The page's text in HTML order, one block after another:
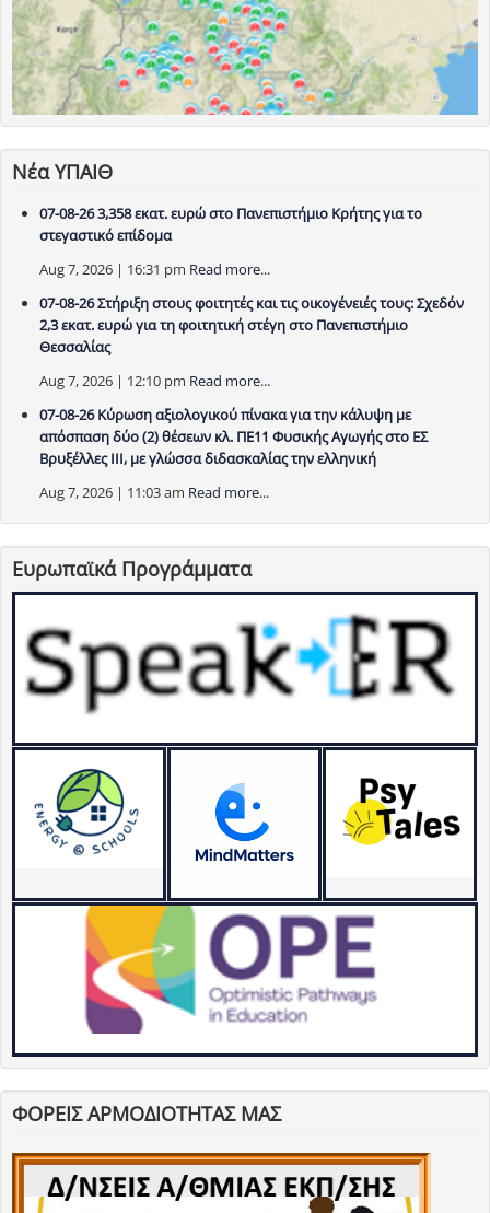
Νέα ΥΠΑΙΘ
07-08-26 3,358 εκατ. ευρώ στο Πανεπιστήμιο Κρήτης για το
στεγαστικό επίδομα
Aug 7, 2026 | 16:31 pm Read more...
07-08-26 Στήριξη στους φοιτητές και τις οικογένειές τους: Σχεδόν
2,3 εκατ. ευρώ για τη φοιτητική στέγη στο Πανεπιστήμιο
Θεσσαλίας
Aug 7, 2026 | 12:10 pm Read more...
07-08-26 Κύρωση αξιολογικού πίνακα για την κάλυψη με
απόσπαση δύο (2) θέσεων κλ. ΠΕ11 Φυσικής Αγωγής στο ΕΣ
Βρυξέλλες ΙΙΙ, με γλώσσα διδασκαλίας την ελληνική
Aug 7, 2026 | 11:03 am Read more...
Ευρωπαϊκά Προγράμματα
ΦΟΡΕΙΣ ΑΡΜΟΔΙΟΤΗΤΑΣ ΜΑΣ